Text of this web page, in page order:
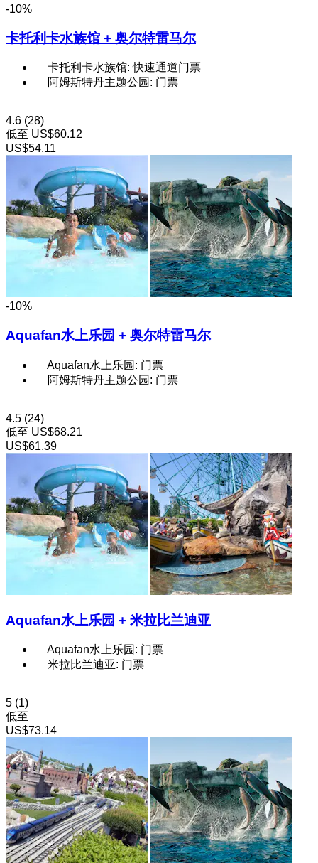
-10%
卡托利卡水族馆 + 奥尔特雷马尔
卡托利卡水族馆: 快速通道门票
阿姆斯特丹主题公园: 门票
4.6 (28)
低至 US$60.12
US$54.11
-10%
Aquafan水上乐园 + 奥尔特雷马尔
Aquafan水上乐园: 门票
阿姆斯特丹主题公园: 门票
4.5 (24)
低至 US$68.21
US$61.39
Aquafan水上乐园 + 米拉比兰迪亚
Aquafan水上乐园: 门票
米拉比兰迪亚: 门票
5 (1)
低至
US$73.14